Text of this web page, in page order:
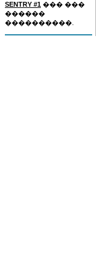
SENTRY #1 ��� ���
������
����������.